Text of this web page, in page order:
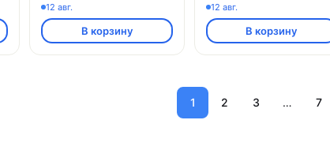
12 авг.
В корзину
12 авг.
В корзину
1 2 3 … 7